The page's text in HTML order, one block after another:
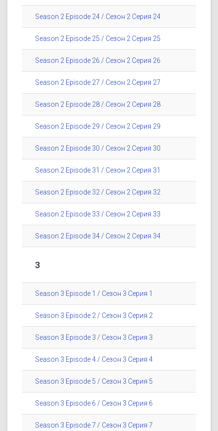
Season 2 Episode 24 / Сезон 2 Серия 24
Season 2 Episode 25 / Сезон 2 Серия 25
Season 2 Episode 26 / Сезон 2 Серия 26
Season 2 Episode 27 / Сезон 2 Серия 27
Season 2 Episode 28 / Сезон 2 Серия 28
Season 2 Episode 29 / Сезон 2 Серия 29
Season 2 Episode 30 / Сезон 2 Серия 30
Season 2 Episode 31 / Сезон 2 Серия 31
Season 2 Episode 32 / Сезон 2 Серия 32
Season 2 Episode 33 / Сезон 2 Серия 33
Season 2 Episode 34 / Сезон 2 Серия 34
3
Season 3 Episode 1 / Сезон 3 Серия 1
Season 3 Episode 2 / Сезон 3 Серия 2
Season 3 Episode 3 / Сезон 3 Серия 3
Season 3 Episode 4 / Сезон 3 Серия 4
Season 3 Episode 5 / Сезон 3 Серия 5
Season 3 Episode 6 / Сезон 3 Серия 6
Season 3 Episode 7 / Сезон 3 Серия 7